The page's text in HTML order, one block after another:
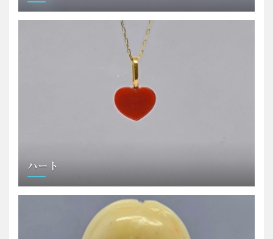
ハート